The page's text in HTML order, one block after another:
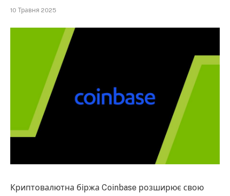
10 Травня 2025
Криптовалютна біржа Coinbase розширює свою